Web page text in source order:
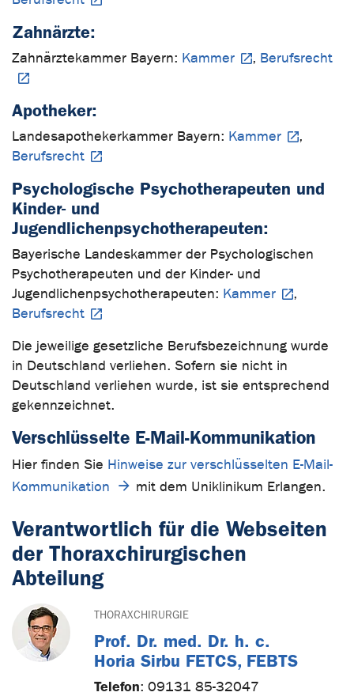
Zahnärzte:
Zahnärztekammer Bayern: Kammer , Berufsrecht
Apotheker:
Landesapothekerkammer Bayern: Kammer
,
Berufsrecht
Psychologische Psychotherapeuten und
Kinder- und
Jugendlichenpsychotherapeuten:
Bayerische Landeskammer der Psychologischen
Psychotherapeuten und der Kinder- und
Jugendlichenpsychotherapeuten: Kammer
,
Berufsrecht
Die jeweilige gesetzliche Berufsbezeichnung wurde
in Deutschland verliehen. Sofern sie nicht in
Deutschland verliehen wurde, ist sie entsprechend
gekennzeichnet.
Verschlüsselte E-Mail-Kommunikation
Hier finden Sie Hinweise zur verschlüsselten E-Mail-
Kommunikation
mit dem Uniklinikum Erlangen.
Verantwortlich für die Webseiten
der Thoraxchirurgischen
Abteilung
THORAXCHIRURGIE
Prof. Dr. med. Dr. h. c.
Horia Sirbu FETCS, FEBTS
Telefon: 09131 85-32047